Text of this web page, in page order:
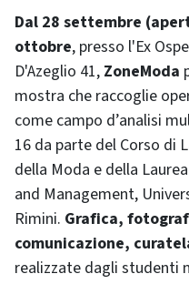
Dal 28 settembre
ottobre, presso l'Ex
D'Azeglio 41, ZoneModa
mostra che raccoglie
come campo d’analisi
16 da parte del Corso di
della Moda e della
and Management,
Rimini. Grafica,
comunicazione,
realizzate dagli studenti